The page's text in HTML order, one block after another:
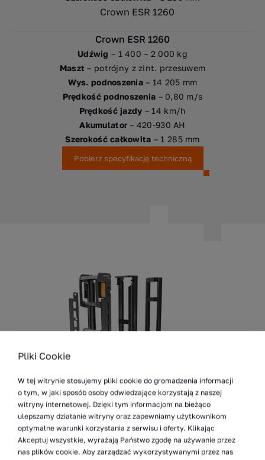
Crown ESR 1260
Udźwig – 1 400 – 2 000 kg
Maszt – potrójny z zint. przesuwem
Wys. podnoszenia – 14 205 mm
Prędkość podnoszenia – 0,80 m/s
Prędkość jazdy – 14 km/h
Akumulator – 420-930 AH
Szerokość całkowita – 1 285 mm
Pobierz specyfikację techniczną
Pliki Cookie
W tej witrynie stosujemy pliki cookie do gromadzenia informacji
o tym, w jaki sposób osoby odwiedzające korzystają z naszej
witryny internetowej. Dzięki tym informacjom na bieżąco
ulepszamy działanie witryny oraz zapewniamy użytkownikom
optymalne warunki korzystania z serwisu i oferty. Klikając
Akceptuj wszystkie, wyrażają Państwo zgodę na używanie przez
nas plików cookie. Aby zarządzać wykorzystywanymi przez nas